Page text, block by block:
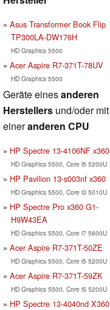
Asus Transformer Book Flip
TP300LA-DW176H
HD Graphics 5500
Acer Aspire R7-371T-78UV
HD Graphics 5500
Geräte einesanderen
Herstellers und/oder mit
eineranderen CPU
HP Spectre 13-4106NF x360
HD Graphics 5500, Core i5 5200U
HP Pavilion 13-s003nf x360
HD Graphics 5500, Core i3 5010U
HP Spectre Pro x360 G1-
H9W43EA
HD Graphics 5500, Core i7 5600U
Acer Aspire R7-371T-50ZE
HD Graphics 5500, Core i5 5200U
Acer Aspire R7-371T-59ZK
HD Graphics 5500, Core i5 5200U
HP Spectre 13-4040nd X360